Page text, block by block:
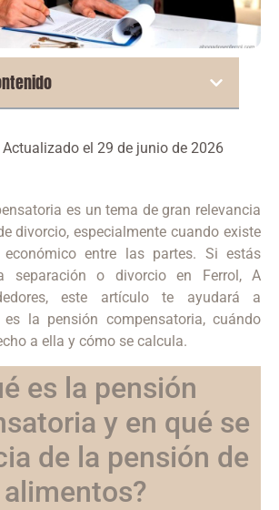
Actualizado el 29 de junio de 2026
es un tema de gran relevancia
divorcio, especialmente cuando existe
económico entre las partes. Si estás
separación o divorcio en Ferrol, A
este artículo te ayudará a
es la pensión compensatoria, cuándo
a ella y cómo se calcula.
es la pensión
y en qué se
de la pensión de
alimentos?